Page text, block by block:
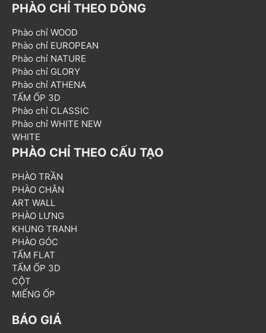
PHÀO CHỈ THEO DÒNG
Phào chỉ WOOD
Phào chỉ EUROPEAN
Phào chỉ NATURE
Phào chỉ GLORY
Phào chỉ ATHENA
TẤM ỐP 3D
Phào chỉ CLASSIC
Phào chỉ WHITE NEW
WHITE
PHÀO CHỈ THEO CẤU TẠO
PHÀO TRẦN
PHÀO CHÂN
ART WALL
PHÀO LƯNG
KHUNG TRANH
PHÀO GÓC
TẤM FLAT
TẤM ỐP 3D
CỘT
MIẾNG ỐP
BÁO GIÁ